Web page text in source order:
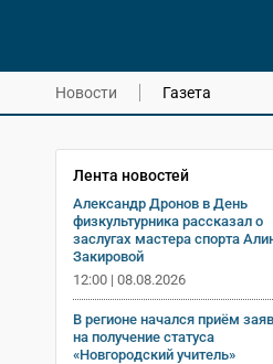
Новости Газета
Лента новостей
Александр Дронов в День
физкультурника рассказал о
заслугах мастера спорта
Закировой
12:00 | 08.08.2026
В регионе начался приём
на получение статуса
«Новгородский учитель»